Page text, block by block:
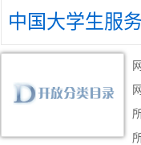
中国大学生服